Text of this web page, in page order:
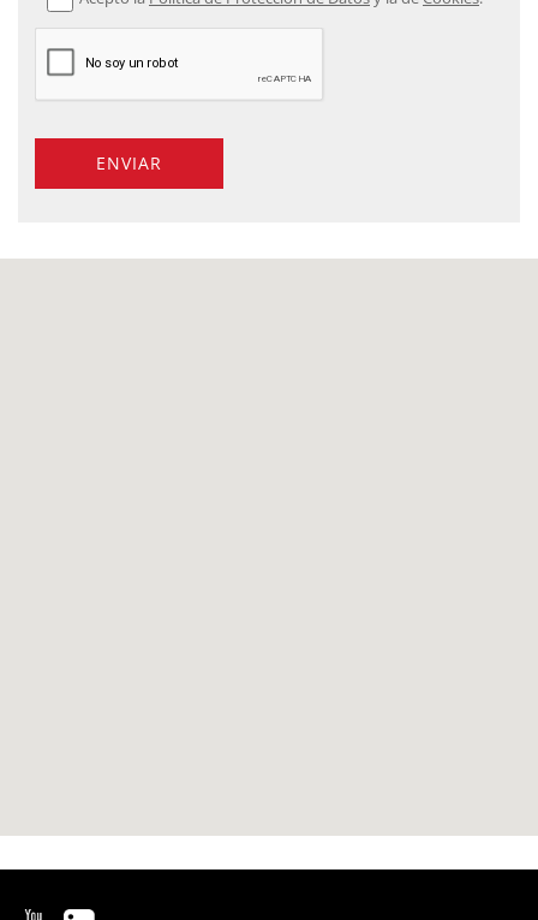
ENVIAR